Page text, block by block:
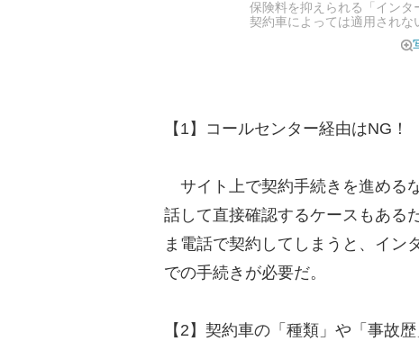
保険料を抑えられる「イン
契約車によっては適用されな
【1】コールセンター経由はNG
サイト上で契約手続きを進める
話して直接確認するケースもある
ま電話で契約してしまうと、イン
での手続きが必要だ。
【2】契約車の「種類」や「事故